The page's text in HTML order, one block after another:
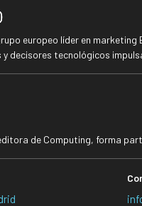
europeo líder en
decisores tecnológicos
de Computing, forma